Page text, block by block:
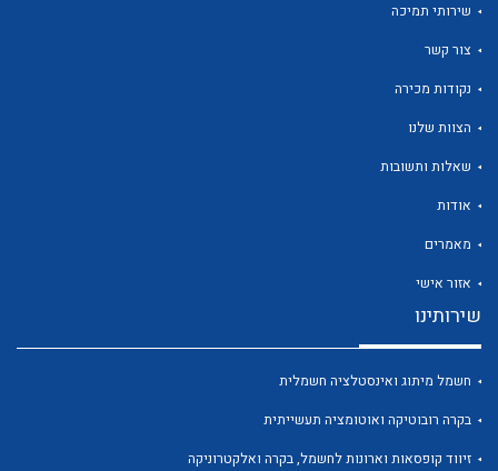
לכל מוצרי היצרן
לכל מוצרי היצרן
שירותי תמיכה
צור קשר
נקודות מכירה
הצוות שלנו
שאלות ותשובות
אודות
מאמרים
אזור אישי
שירותינו
חשמל מיתוג ואינסטלציה חשמלית
בקרה רובוטיקה ואוטומציה תעשייתית
זיווד קופסאות וארונות לחשמל, בקרה ואלקטרוניקה